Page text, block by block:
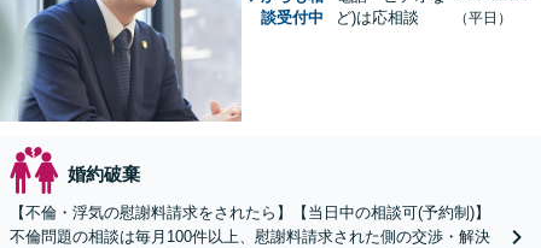
談受付中
ど)は応相談
（平日）
婚約破棄
【不倫・浮気の慰謝料請求をされたら】【当日中の相談可(予約制)】
不倫問題の相談は毎月100件以上、慰謝料請求された側の交渉・解決